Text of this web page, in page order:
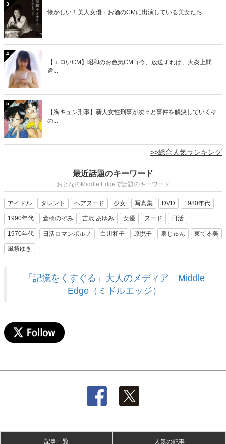
3
懐かしい！美人女優・お酒のCMに出演している美女たち
4
【エロいCM】昭和のお色気CM（今、放送すれば、大炎上間
違...
5
【胸キュン刑事】新人女性刑事が次々と事件を解決していくそ
の...
>>総合人気ランキング
最近話題のキーワード
おとなのMiddle Edgeで話題のキーワード
アイドル タレント ヘアヌード 少女 写真集 DVD 1980年代
1990年代 倉橋のぞみ 吉沢 あゆみ 女優 ヌード 日活
1970年代 日活ロマンポルノ 白川和子 原悦子 泉じゅん 東てる美
風祭ゆき
「記憶をくすぐる」大人のメディア Middle
Edge（ミドルエッジ）
記事一覧 人気の記事